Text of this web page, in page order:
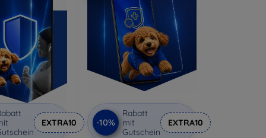
EXTRA10 -10%
Rabatt
mit
Gutschein
EXTRA10